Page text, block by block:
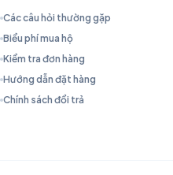
Các câu hỏi thường gặp
Biểu phí mua hộ
Kiểm tra đơn hàng
Hướng dẫn đặt hàng
Chính sách đổi trả